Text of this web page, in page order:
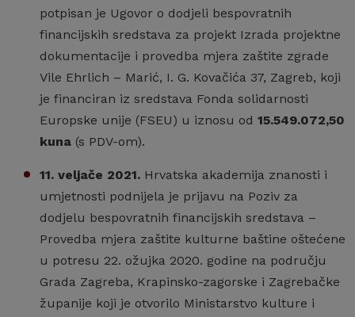
potpisan je Ugovor o dodjeli bespovratnih
financijskih sredstava za projekt Izrada projektne
dokumentacije i provedba mjera zaštite zgrade
Vile Ehrlich – Marić, I. G. Kovačića 37, Zagreb, koji
je financiran iz sredstava Fonda solidarnosti
Europske unije (FSEU) u iznosu od 15.549.072,50
kuna (s PDV-om).
11. veljače 2021. Hrvatska akademija znanosti i
umjetnosti podnijela je prijavu na Poziv za
dodjelu bespovratnih financijskih sredstava –
Provedba mjera zaštite kulturne baštine oštećene
u potresu 22. ožujka 2020. godine na području
Grada Zagreba, Krapinsko-zagorske i Zagrebačke
županije koji je otvorilo Ministarstvo kulture i